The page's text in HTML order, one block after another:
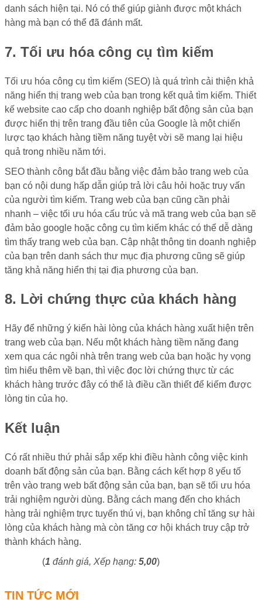
TIN TỨC MỚI
danh sách hiện tại. Nó có thể giúp giành được một khách
hàng mà bạn có thể đã đánh mất.
7. Tối ưu hóa công cụ tìm kiếm
Tối ưu hóa công cụ tìm kiếm (SEO) là quá trình cải thiện khả
năng hiển thị trang web của bạn trong kết quả tìm kiếm. Thiết
kế website cao cấp cho doanh nghiệp bất động sản của bạn
được hiển thị trên trang đầu tiên của Google là một chiến
lược tạo khách hàng tiềm năng tuyệt vời sẽ mang lại hiệu
quả trong nhiều năm tới.
SEO thành công bắt đầu bằng việc đảm bảo trang web của
bạn có nội dung hấp dẫn giúp trả lời câu hỏi hoặc truy vấn
của người tìm kiếm. Trang web của bạn cũng cần phải
nhanh – việc tối ưu hóa cấu trúc và mã trang web của bạn sẽ
đảm bảo google hoặc công cụ tìm kiếm khác có thể dễ dàng
tìm thấy trang web của bạn. Cập nhật thông tin doanh nghiệp
của bạn trên danh sách thư mục địa phương cũng sẽ giúp
tăng khả năng hiển thị tại địa phương của bạn.
8. Lời chứng thực của khách hàng
Hãy để những ý kiến hài lòng của khách hàng xuất hiện trên
trang web của bạn. Nếu một khách hàng tiềm năng đang
xem qua các ngôi nhà trên trang web của bạn hoặc hy vọng
tìm hiểu thêm về bạn, thì việc đọc lời chứng thực từ các
khách hàng trước đây có thể là điều cần thiết để kiếm được
lòng tin của họ.
Kết luận
Có rất nhiều thứ phải sắp xếp khi điều hành công việc kinh
doanh bất động sản của bạn. Bằng cách kết hợp 8 yếu tố
trên vào trang web bất động sản của bạn, bạn sẽ tối ưu hóa
trải nghiệm người dùng. Bằng cách mang đến cho khách
hàng trải nghiệm trực tuyến thú vị, bạn không chỉ tăng sự hài
lòng của khách hàng mà còn tăng cơ hội khách truy cập trở
thành khách hàng.
(1 đánh giá, Xếp hạng: 5,00)